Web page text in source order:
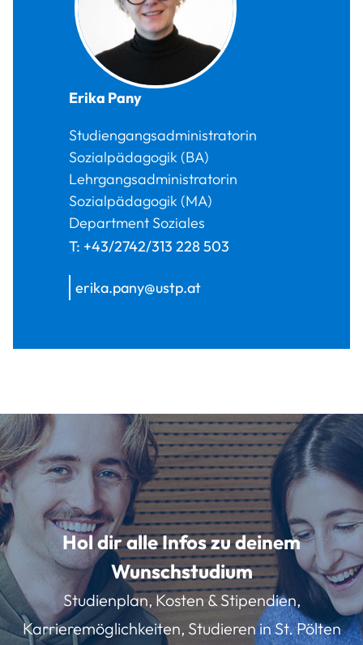
Erika Pany
Studiengangsadministratorin
Sozialpädagogik (BA)
Lehrgangsadministratorin
Sozialpädagogik (MA)
Department Soziales
T: +43/2742/313 228 503
erika.pany@ustp.at
Hol dir alle Infos zu deinem
Wunschstudium
Studienplan, Kosten & Stipendien,
Karrieremöglichkeiten, Studieren in St. Pölten